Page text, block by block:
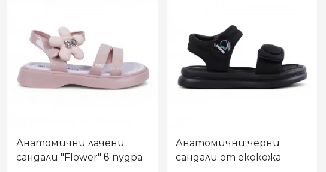
Анатомични лачени
сандали "Flower" в пудра
Анатомични черни
сандали от екокожа